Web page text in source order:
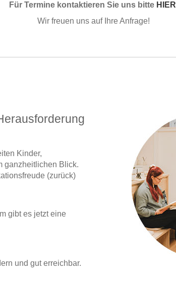
Für Termine kontaktieren Sie uns bitte HIER
Wir freuen uns auf Ihre Anfrage!
Kinder,
ganzheitlichen Blick.
(zurück)
gibt es jetzt eine
und gut erreichbar.